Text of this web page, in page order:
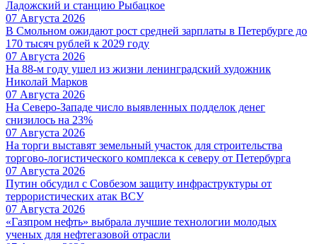
Ладожский и станцию Рыбацкое
07 Августа 2026
В Смольном ожидают рост средней зарплаты в Петербурге до
170 тысяч рублей к 2029 году
07 Августа 2026
На 88-м году ушел из жизни ленинградский художник
Николай Марков
07 Августа 2026
На Северо-Западе число выявленных подделок денег
снизилось на 23%
07 Августа 2026
На торги выставят земельный участок для строительства
торгово-логистического комплекса к северу от Петербурга
07 Августа 2026
Путин обсудил с Совбезом защиту инфраструктуры от
террористических атак ВСУ
07 Августа 2026
«Газпром нефть» выбрала лучшие технологии молодых
ученых для нефтегазовой отрасли